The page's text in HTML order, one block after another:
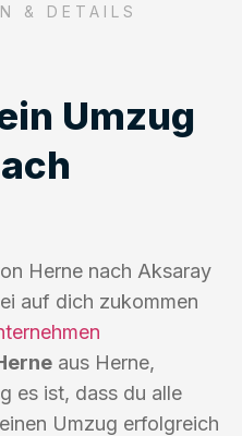
& DETAILS
Umzug
Herne nach Aksaray
auf dich zukommen
aus Herne,
es ist, dass du alle
Umzug erfolgreich